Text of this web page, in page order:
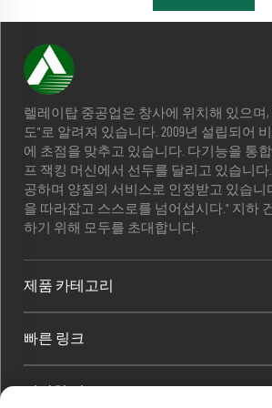
렐레이탑 중공업은 창사에 위치해 있으며,
도"로 알려져 있습니다. 2009년 설립되어
에 초점을 맞추고 있습니다. 다기능을 통
프 잭킹 머신에서 선두를 달리고 있습니다
공하며 양질의 서비스로 인정받고 있습니
을 따라잡고 스스로를 넘어섭시다." 지하
하기 위해 모두를 초대합니다.
제품 카테고리
빠른 링크